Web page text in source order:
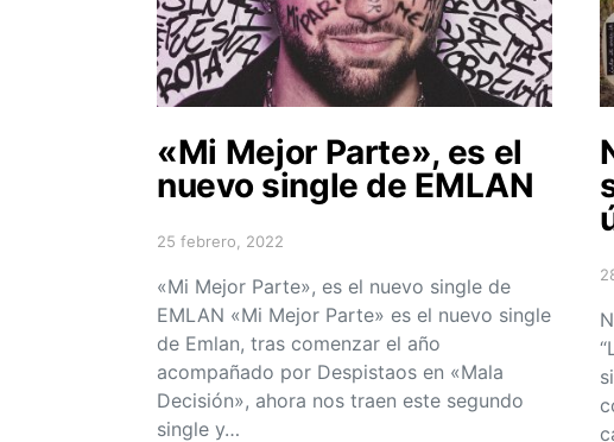
«Mi Mejor Parte», es el
nuevo single de EMLAN
Posted on
25 febrero, 2022
«Mi Mejor Parte», es el nuevo single de
EMLAN «Mi Mejor Parte» es el nuevo single
de Emlan, tras comenzar el año
acompañado por Despistaos en «Mala
Decisión», ahora nos traen este segundo
single y…